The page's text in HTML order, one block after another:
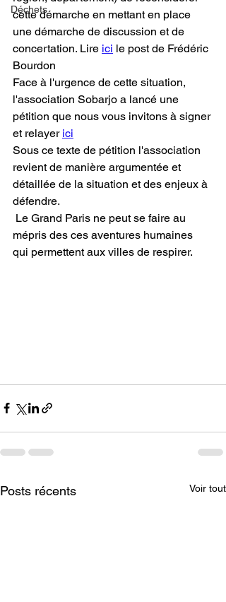
Déchets
cette démarche en mettant en place
une démarche de discussion et de
concertation. Lire ici le post de Frédéric
Bourdon
Face à l'urgence de cette situation,
l'association Sobarjo a lancé une
pétition que nous vous invitons à signer
et relayer ici
Sous ce texte de pétition l'association
revient de manière argumentée et
détaillée de la situation et des enjeux à
défendre.
mépris des ces aventures humaines
qui permettent aux villes de respirer.
Posts récents Voir tout